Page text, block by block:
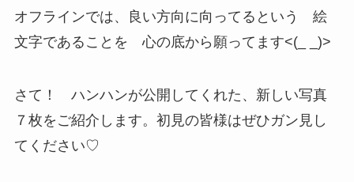
オフラインでは、良い方向に向ってるという 絵
文字であることを 心の底から願ってます<(_ _)>
さて！ ハンハンが公開してくれた、新しい写真
７枚をご紹介します。初見の皆様はぜひガン見し
てください♡